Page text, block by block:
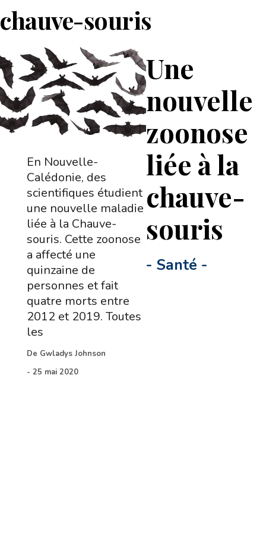
chauve-souris
Une
nouvelle
zoonose
liée à la
chauve-
souris
-Santé -
En Nouvelle-
Calédonie, des
scientifiques étudient
une nouvelle maladie
liée à la Chauve-
souris. Cette zoonose
a affecté une
quinzaine de
personnes et fait
quatre morts entre
2012 et 2019. Toutes
les
De Gwladys Johnson
- 25 mai 2020